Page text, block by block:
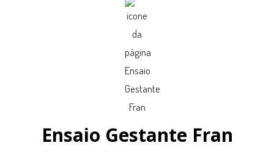
Ensaio Gestante Fran